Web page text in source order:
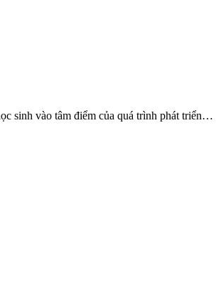
sinh vào tâm điểm của quá trình phát triển…